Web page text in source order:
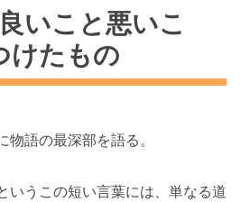
いこと悪いこ
けたもの
物語の最深部を語る。
いうこの短い言葉には、単なる道